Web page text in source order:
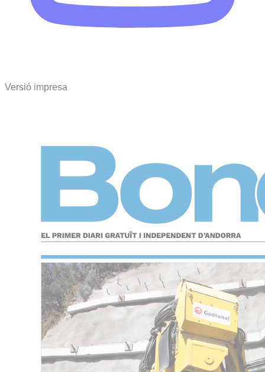
Versió impresa